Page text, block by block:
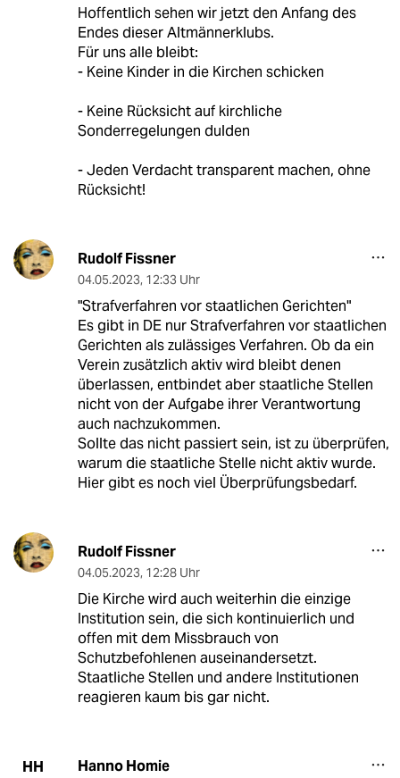
Hoffentlich sehen wir jetzt den Anfang des
Endes dieser Altmännerklubs.
Für uns alle bleibt:
- Keine Kinder in die Kirchen schicken
- Keine Rücksicht auf kirchliche
Sonderregelungen dulden
- Jeden Verdacht transparent machen, ohne
Rücksicht!
Rudolf Fissner
04.05.2023, 12:33 Uhr
"Strafverfahren vor staatlichen Gerichten"
Es gibt in DE nur Strafverfahren vor staatlichen
Gerichten als zulässiges Verfahren. Ob da ein
Verein zusätzlich aktiv wird bleibt denen
überlassen, entbindet aber staatliche Stellen
nicht von der Aufgabe ihrer Verantwortung
auch nachzukommen.
Sollte das nicht passiert sein, ist zu überprüfen,
warum die staatliche Stelle nicht aktiv wurde.
Hier gibt es noch viel Überprüfungsbedarf.
Rudolf Fissner
04.05.2023, 12:28 Uhr
Die Kirche wird auch weiterhin die einzige
Institution sein, die sich kontinuierlich und
offen mit dem Missbrauch von
Schutzbefohlenen auseinandersetzt.
Staatliche Stellen und andere Institutionen
reagieren kaum bis gar nicht.
HH Hanno Homie